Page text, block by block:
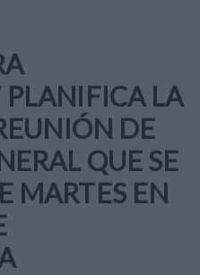
LA
DE
QUE SE
MARTES EN